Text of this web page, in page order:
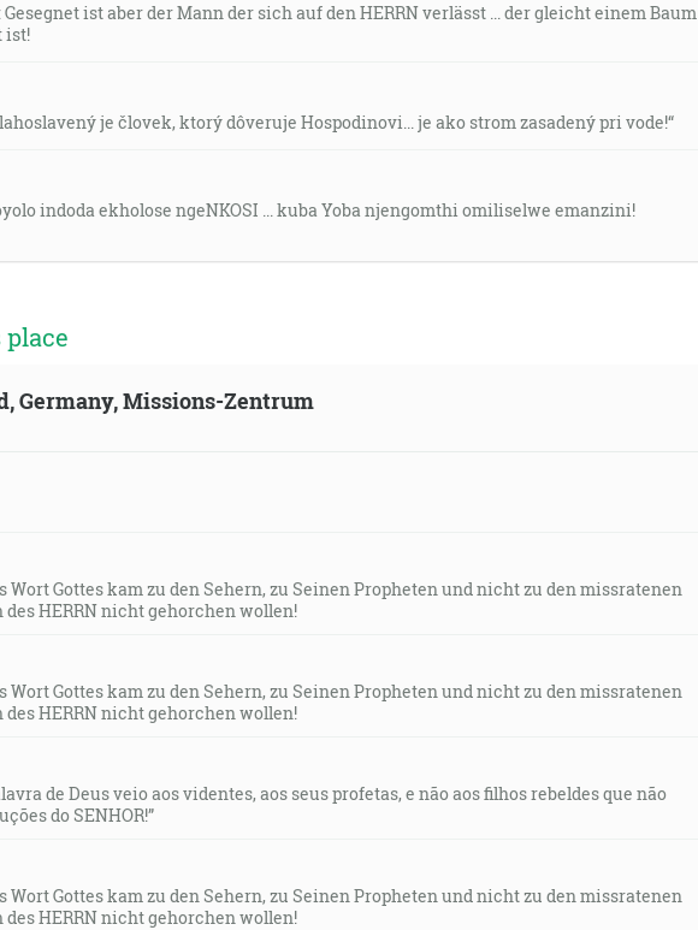
Gesegnet ist aber der Mann der sich auf den HERRN verlässt ... der gleicht einem Baum
ist!
je človek, ktorý dôveruje Hospodinovi... je ako strom zasadený pri vode!“
indoda ekholose ngeNKOSI ... kuba Yoba njengomthi omiliselwe emanzini!
Germany, Missions-Zentrum
Wort Gottes kam zu den Sehern, zu Seinen Propheten und nicht zu den missratenen
HERRN nicht gehorchen wollen!
Wort Gottes kam zu den Sehern, zu Seinen Propheten und nicht zu den missratenen
HERRN nicht gehorchen wollen!
de Deus veio aos videntes, aos seus profetas, e não aos filhos rebeldes que não
do SENHOR!”
Wort Gottes kam zu den Sehern, zu Seinen Propheten und nicht zu den missratenen
HERRN nicht gehorchen wollen!